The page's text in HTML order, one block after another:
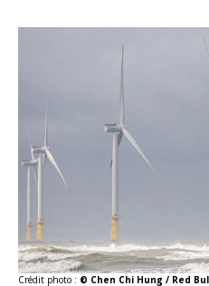
Crédit photo : © Chen Chi Hung / Red